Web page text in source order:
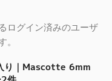
り｜Mascotte 6mm
ログイン済みのユーザ